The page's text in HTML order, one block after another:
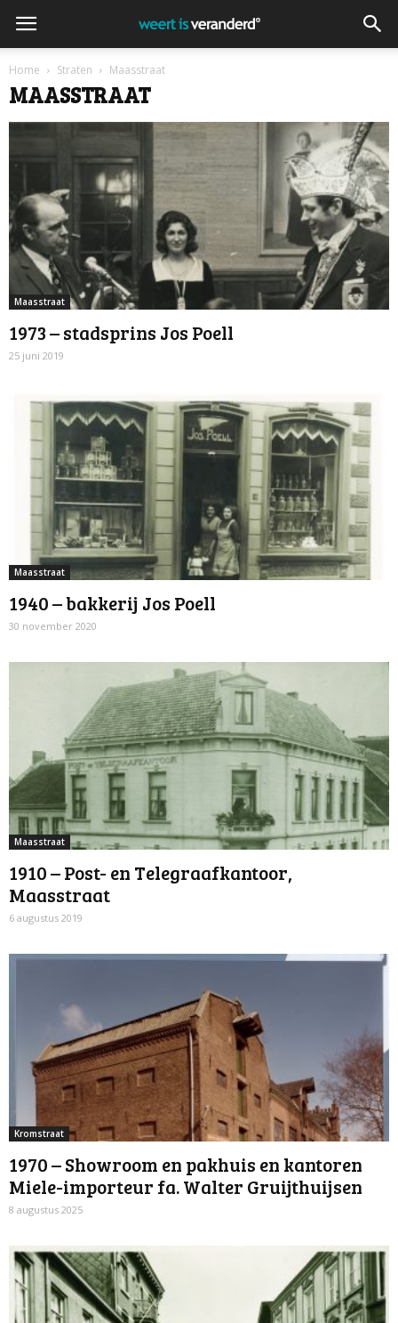
Home Straten Maasstraat
MAASSTRAAT
Maasstraat
1973 – stadsprins Jos Poell
25 juni 2019
Maasstraat
1940 – bakkerij Jos Poell
30 november 2020
Maasstraat
1910 – Post- en Telegraafkantoor,
Maasstraat
6 augustus 2019
Kromstraat
1970 – Showroom en pakhuis en kantoren
Miele-importeur fa. Walter Gruijthuijsen
8 augustus 2025